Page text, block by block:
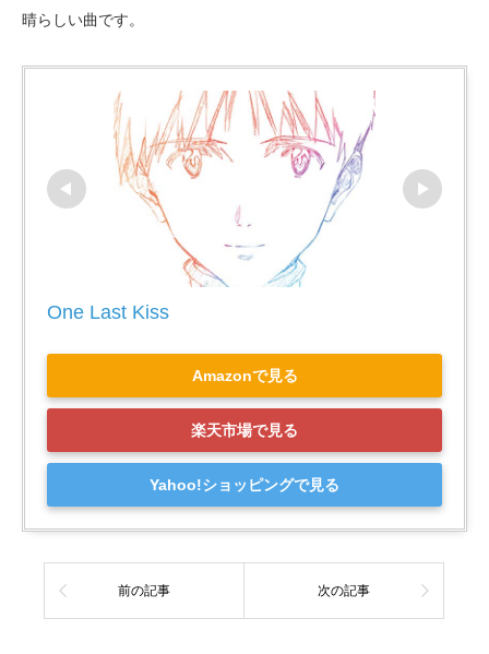
晴らしい曲です。
One Last Kiss
Amazonで見る
楽天市場で見る
Yahoo!ショッピングで見る
前の記事 次の記事